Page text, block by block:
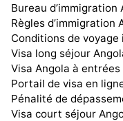
Bureau d’immigration
Règles d’immigration
Conditions de
Visa long séjour
Visa Angola à
Portail de visa en
Pénalité de
Visa court séjour